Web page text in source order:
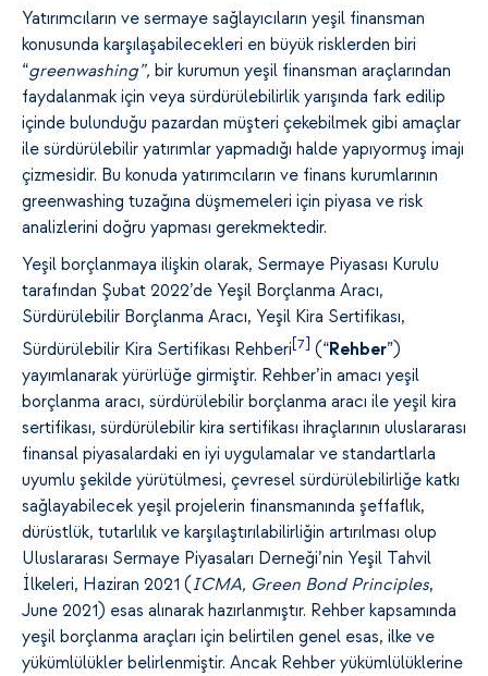
Yatırımcıların ve sermaye sağlayıcıların yeşil finansman
konusunda karşılaşabilecekleri en büyük risklerden biri
“greenwashing”, bir kurumun yeşil finansman araçlarından
faydalanmak için veya sürdürülebilirlik yarışında fark edilip
içinde bulunduğu pazardan müşteri çekebilmek gibi amaçlar
ile sürdürülebilir yatırımlar yapmadığı halde yapıyormuş imajı
çizmesidir. Bu konuda yatırımcıların ve finans kurumlarının
greenwashing tuzağına düşmemeleri için piyasa ve risk
analizlerini doğru yapması gerekmektedir.
Yeşil borçlanmaya ilişkin olarak, Sermaye Piyasası Kurulu
tarafından Şubat 2022’de Yeşil Borçlanma Aracı,
Sürdürülebilir Borçlanma Aracı, Yeşil Kira Sertifikası,
Sürdürülebilir Kira Sertifikası Rehberi [7] (“Rehber”)
yayımlanarak yürürlüğe girmiştir. Rehber’in amacı yeşil
borçlanma aracı, sürdürülebilir borçlanma aracı ile yeşil kira
sertifikası, sürdürülebilir kira sertifikası ihraçlarının uluslararası
finansal piyasalardaki en iyi uygulamalar ve standartlarla
uyumlu şekilde yürütülmesi, çevresel sürdürülebilirliğe katkı
sağlayabilecek yeşil projelerin finansmanında şeffaflık,
dürüstlük, tutarlılık ve karşılaştırılabilirliğin artırılması olup
Uluslararası Sermaye Piyasaları Derneği’nin Yeşil Tahvil
İlkeleri, Haziran 2021 (ICMA, Green Bond Principles,
June 2021) esas alınarak hazırlanmıştır. Rehber kapsamında
yeşil borçlanma araçları için belirtilen genel esas, ilke ve
yükümlülükler belirlenmiştir. Ancak Rehber yükümlülüklerine